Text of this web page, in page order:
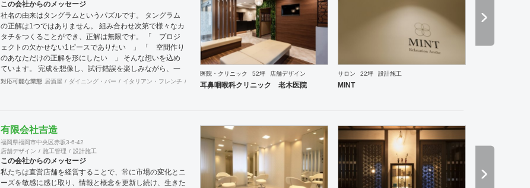
https://gridframe.co.jp/ Synes(シネス) 霧のようなやわら
かな空間 http://synes.jp/ SOTOCHIKU 時間の蓄積を
取り込む空間 https://sotochiku.com/
この会社からのメッセージ
社名の由来はタングラムというパズルです。 タングラム
の正解は1つではありません。 組み合わせ次第で様々なカ
タチをつくることができ、正解は無限です。 「 プロジ
ェクトの欠かせない1ピースでありたい 」 「 空間作り
のあなただけの正解を形にしたい 」 そんな想いを込め
ています。 完成を想像し、試行錯誤を楽しみながら、 ​一
緒にワクワクしたいと思っています。
対応可能な業態 居酒屋 ダイニング・バー イタリアン・フレンチ カフェ・パン・ケーキ ラーメン・そば・うどん 和食・寿司
医院・クリニック 52坪 店舗デザイン
耳鼻咽喉科クリニック 老木医院
サロン 22坪 設計施工
MINT
有限会社吉造
福岡県福岡市中央区赤坂3-6-42
店舗デザイン
施工管理 設計施工
この会社からのメッセージ
私たちは直営店舗を経営することで、常に市場の変化とニ
ーズを敏感に感じ取り、情報と概念を更新し続け、生きた